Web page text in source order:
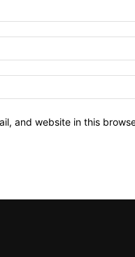
and website in this